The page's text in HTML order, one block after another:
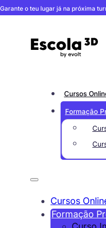
Garante o teu lugar já na próxima
Cursos
Formação
Cursos
Formação